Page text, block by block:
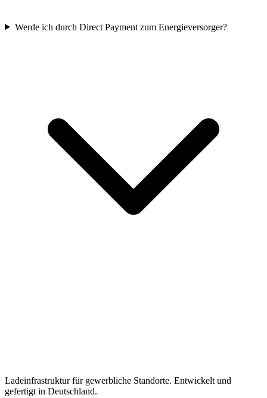
Werde ich durch Direct Payment zum Energieversorger?
Ladeinfrastruktur für gewerbliche Standorte. Entwickelt und
gefertigt in Deutschland.